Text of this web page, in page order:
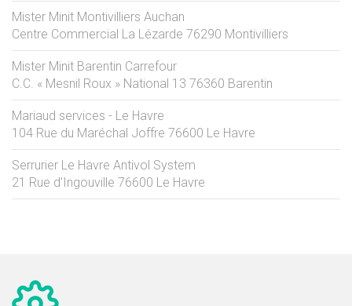
Mister Minit Montivilliers Auchan
Centre Commercial La Lézarde 76290 Montivilliers
Mister Minit Barentin Carrefour
C.C. « Mesnil Roux » National 13 76360 Barentin
Mariaud services - Le Havre
104 Rue du Maréchal Joffre 76600 Le Havre
Serrurier Le Havre Antivol System
21 Rue d'Ingouville 76600 Le Havre